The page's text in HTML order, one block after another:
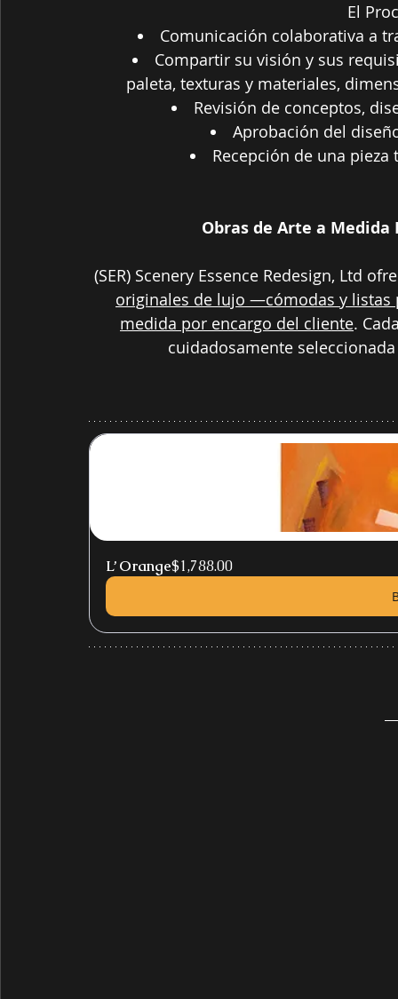
El
Comunicación colaborativa a
Compartir su visión y sus
paleta, texturas y materiales,
Revisión de conceptos,
Aprobación del
Recepción de una
Obras de Arte a
(SER) Scenery Essence Redesign, Ltd
originales de lujo —cómodas y listas
medida por encargo del cliente.
cuidadosamente
L’ Orange$1,788.00